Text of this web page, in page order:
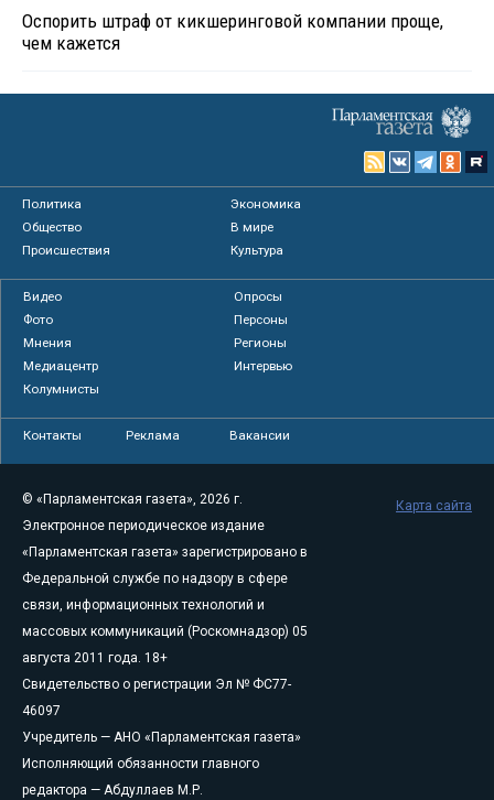
Оспорить штраф от кикшеринговой компании проще,
чем кажется
Политика
Экономика
Общество
В мире
Происшествия
Культура
Видео
Опросы
Фото
Персоны
Мнения
Регионы
Медиацентр
Интервью
Колумнисты
Контакты Реклама Вакансии
© «Парламентская газета», 2026 г.
Электронное периодическое издание
«Парламентская газета» зарегистрировано в
Федеральной службе по надзору в сфере
связи, информационных технологий и
массовых коммуникаций (Роскомнадзор) 05
августа 2011 года. 18+
Свидетельство о регистрации Эл № ФС77-
46097
Учредитель — АНО «Парламентская газета»
Исполняющий обязанности главного
редактора — Абдуллаев М.Р.
Карта сайта